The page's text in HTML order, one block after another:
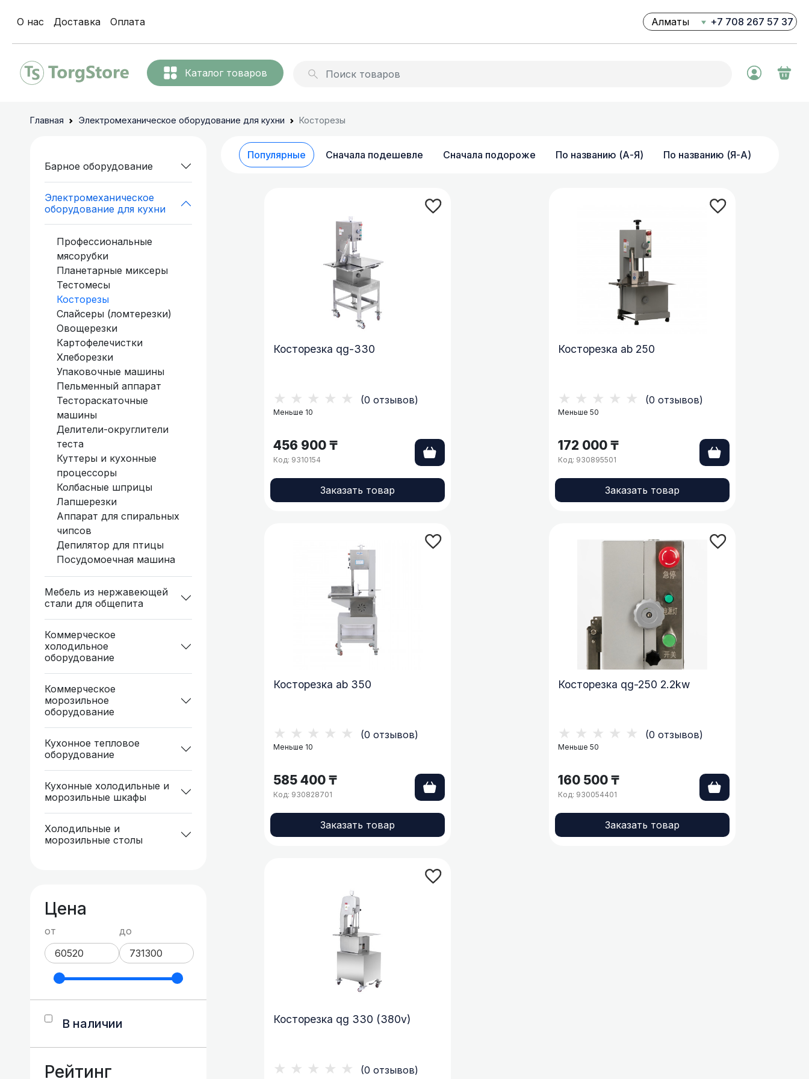
+7 708 267 57 37
О нас Доставка Оплата
Каталог товаров
оборудование
оборудование для
кухни
Мебель из
нержавеющей стали
для общепита
Коммерческое
холодильное
оборудование
Коммерческое
морозильное
оборудование
Кухонное тепловое
оборудование
Кухонные
холодильные и
морозильные шкафы
Холодильные и
морозильные столы
Термопоты и бойлеры
Профессиональные
блендеры
Главная Электромеханическое оборудование для кухни Косторезы
Барное оборудование
Электромеханическое
оборудование для кухни
Профессиональные
мясорубки
Планетарные миксеры
Тестомесы
Косторезы
Слайсеры (ломтерезки)
Овощерезки
Картофелечистки
Хлеборезки
Упаковочные машины
Пельменный аппарат
Тестораскаточные
машины
Делители-округлители
теста
Куттеры и кухонные
процессоры
Колбасные шприцы
Лапшерезки
Аппарат для спиральных
чипсов
Депилятор для птицы
Посудомоечная машина
Мебель из нержавеющей
стали для общепита
Коммерческое
холодильное
оборудование
Коммерческое
морозильное
оборудование
Кухонное тепловое
оборудование
Кухонные холодильные и
морозильные шкафы
Холодильные и
морозильные столы
Цена
от до
В наличии
Рейтинг
Популярные Сначала подешевле Сначала подороже По названию (А-Я) По названию (Я-А)
Косторезка qg-330
★★★★★ (0 отзывов)
Меньше 10
456 900 ₸
Код: 9310154
Заказать товар
Косторезка ab 250
★★★★★ (0 отзывов)
Меньше 50
172 000 ₸
Код: 930895501
Заказать товар
Косторезка ab 350
★★★★★ (0 отзывов)
Меньше 10
585 400 ₸
Код: 930828701
Заказать товар
Косторезка qg-250 2.2kw
★★★★★ (0 отзывов)
Меньше 50
160 500 ₸
Код: 930054401
Заказать товар
Косторезка qg 330 (380v)
★★★★★ (0 отзывов)